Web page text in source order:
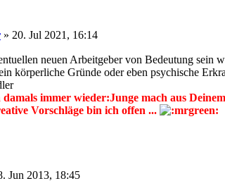
» 20. Jul 2021, 16:14
neuen Arbeitgeber von Bedeutung
körperliche Gründe oder eben psychische
immer wieder:Junge mach aus
Vorschläge bin ich offen ...
Jun 2013, 18:45